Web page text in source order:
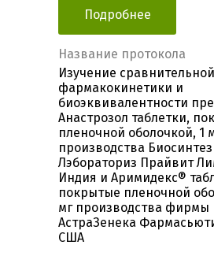
Подробнее
Название протокола
Изучение сравнительной
фармакокинетики и
биоэквивалентности
Анастрозол таблетки,
пленочной оболочкой, 1
производства Биосинтез
Лэбораториз Прайвит
Индия и Аримидекс®
покрытые пленочной
мг производства фирмы
АстраЗенека
США